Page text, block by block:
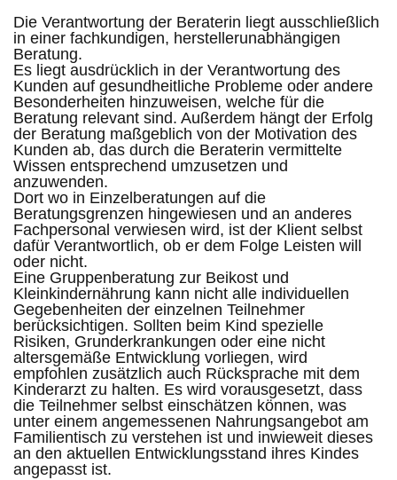
Die Verantwortung der Beraterin liegt ausschließlich
in einer fachkundigen, herstellerunabhängigen
Beratung.
Es liegt ausdrücklich in der Verantwortung des
Kunden auf gesundheitliche Probleme oder andere
Besonderheiten hinzuweisen, welche für die
Beratung relevant sind. Außerdem hängt der Erfolg
der Beratung maßgeblich von der Motivation des
Kunden ab, das durch die Beraterin vermittelte
Wissen entsprechend umzusetzen und
anzuwenden.
Dort wo in Einzelberatungen auf die
Beratungsgrenzen hingewiesen und an anderes
Fachpersonal verwiesen wird, ist der Klient selbst
dafür Verantwortlich, ob er dem Folge Leisten will
oder nicht.
Eine Gruppenberatung zur Beikost und
Kleinkindernährung kann nicht alle individuellen
Gegebenheiten der einzelnen Teilnehmer
berücksichtigen. Sollten beim Kind spezielle
Risiken, Grunderkrankungen oder eine nicht
altersgemäße Entwicklung vorliegen, wird
empfohlen zusätzlich auch Rücksprache mit dem
Kinderarzt zu halten. Es wird vorausgesetzt, dass
die Teilnehmer selbst einschätzen können, was
unter einem angemessenen Nahrungsangebot am
Familientisch zu verstehen ist und inwieweit dieses
an den aktuellen Entwicklungsstand ihres Kindes
angepasst ist.